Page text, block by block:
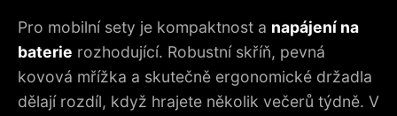
Pro mobilní sety je kompaktnost a napájení na
baterie rozhodující. Robustní skříň, pevná
kovová mřížka a skutečně ergonomické držadla
dělají rozdíl, když hrajete několik večerů týdně. V